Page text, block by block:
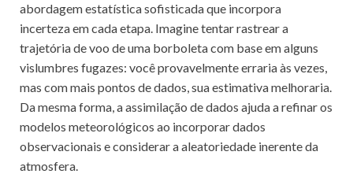
abordagem estatística sofisticada que incorpora
incerteza em cada etapa. Imagine tentar rastrear a
trajetória de voo de uma borboleta com base em alguns
vislumbres fugazes: você provavelmente erraria às vezes,
mas com mais pontos de dados, sua estimativa melhoraria.
Da mesma forma, a assimilação de dados ajuda a refinar os
modelos meteorológicos ao incorporar dados
observacionais e considerar a aleatoriedade inerente da
atmosfera.